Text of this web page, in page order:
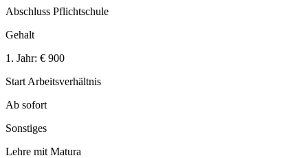
Abschluss Pflichtschule
Gehalt
1. Jahr: € 900
Start Arbeitsverhältnis
Ab sofort
Sonstiges
Lehre mit Matura